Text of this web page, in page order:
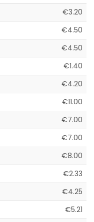
€3.20
€4.50
€4.50
€1.40
€4.20
€11.00
€7.00
€7.00
€8.00
€2.33
€4.25
€5.21